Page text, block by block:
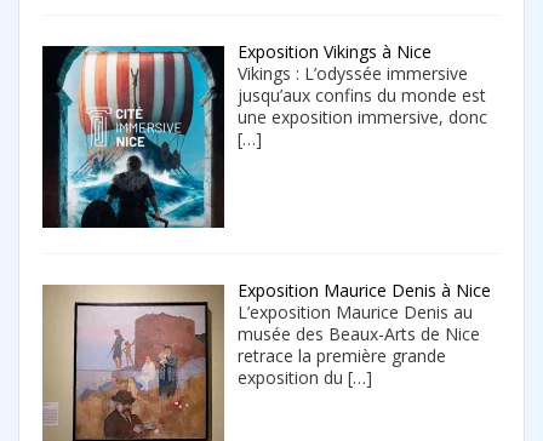
Exposition Vikings à Nice
Vikings : L’odyssée immersive
jusqu’aux confins du monde est
une exposition immersive, donc
[…]
Exposition Maurice Denis à Nice
L’exposition Maurice Denis au
musée des Beaux-Arts de Nice
retrace la première grande
exposition du […]